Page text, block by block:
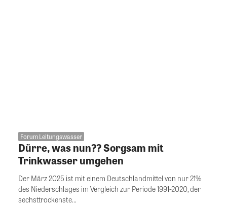
Forum Leitungswasser
Dürre, was nun?? Sorgsam mit
Trinkwasser umgehen
Der März 2025 ist mit einem Deutschlandmittel von nur 21%
des Niederschlages im Vergleich zur Periode 1991-2020, der
sechsttrockenste...